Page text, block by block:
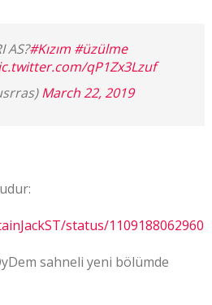
AS?#Kızım #üzülme
qP1Zx3Lzuf
March 22, 2019
status/
sahneli yeni bölümde